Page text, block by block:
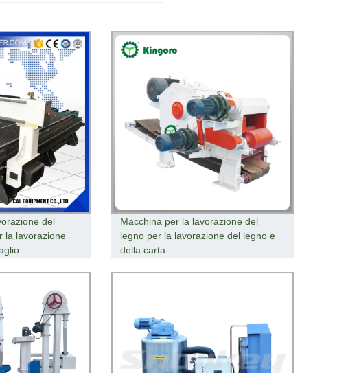
del
la lavorazione
Macchina per la lavorazione del
legno per la lavorazione del legno e
della carta